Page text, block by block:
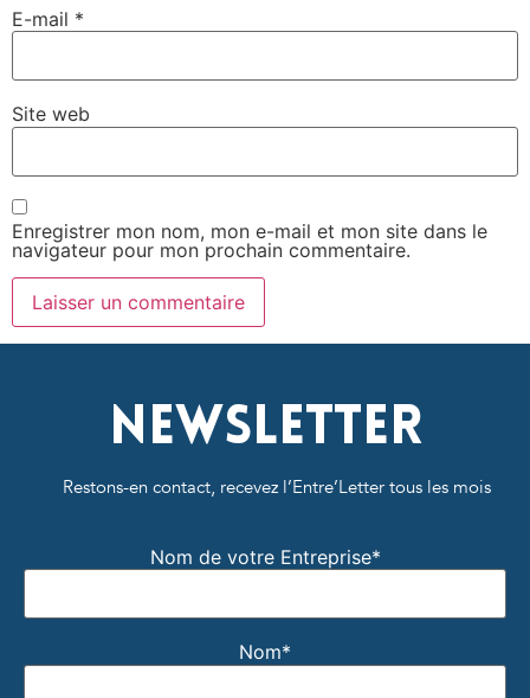
E-mail *
Site web
Enregistrer mon nom, mon e-mail et mon site dans le
navigateur pour mon prochain commentaire.
Newsletter
Restons-en contact, recevez l’Entre’Letter tous les mois
Nom de votre Entreprise*
Nom*